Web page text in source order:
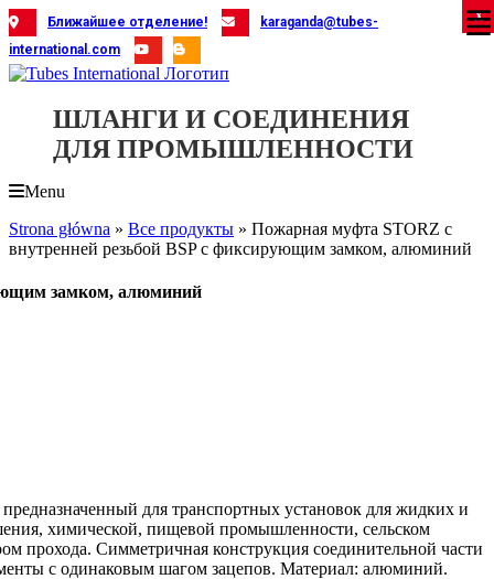
Skip
to
content
Ближайшее отделение!
karaganda@tubes-
international.com
ШЛАНГИ И СОЕДИНЕНИЯ
ДЛЯ ПРОМЫШЛЕННОСТИ
Menu
Strona główna » Все продукты » Пожарная муфта STORZ с
внутренней резьбой BSP с фиксирующим замком, алюминий
замком, алюминий
для транспортных установок для жидких и
химической, пищевой промышленности, сельском
прохода. Симметричная конструкция соединительной части
с одинаковым шагом зацепов. Материал: алюминий.
X
X
X
X
X
X
X
X
X
X
X
X
X
X
X
X
X
X
X